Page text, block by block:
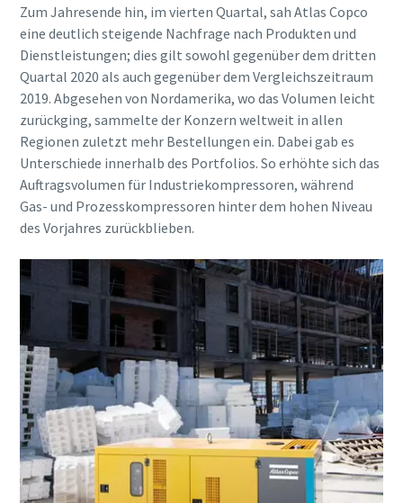
Zum Jahresende hin, im vierten Quartal, sah Atlas Copco
eine deutlich steigende Nachfrage nach Produkten und
Dienstleistungen; dies gilt sowohl gegenüber dem dritten
Quartal 2020 als auch gegenüber dem Vergleichszeitraum
2019. Abgesehen von Nordamerika, wo das Volumen leicht
zurückging, sammelte der Konzern weltweit in allen
Regionen zuletzt mehr Bestellungen ein. Dabei gab es
Unterschiede innerhalb des Portfolios. So erhöhte sich das
Auftragsvolumen für Industriekompressoren, während
Gas- und Prozesskompressoren hinter dem hohen Niveau
des Vorjahres zurückblieben.